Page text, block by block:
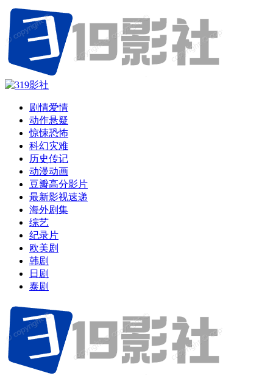
剧情爱情
动作悬疑
惊悚恐怖
科幻灾难
历史传记
动漫动画
豆瓣高分影片
最新影视速递
海外剧集
综艺
纪录片
欧美剧
韩剧
日剧
泰剧